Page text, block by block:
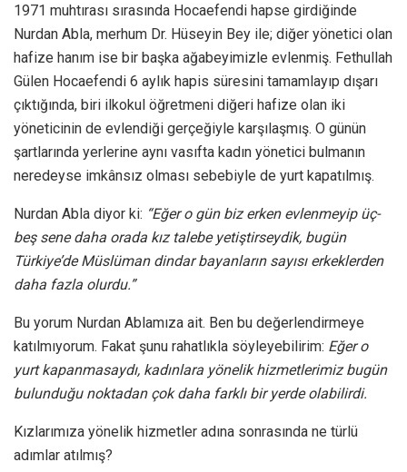
1971 muhtırası sırasında Hocaefendi hapse girdiğinde
Nurdan Abla, merhum Dr. Hüseyin Bey ile; diğer yönetici olan
hafize hanım ise bir başka ağabeyimizle evlenmiş. Fethullah
Gülen Hocaefendi 6 aylık hapis süresini tamamlayıp dışarı
çıktığında, biri ilkokul öğretmeni diğeri hafize olan iki
yöneticinin de evlendiği gerçeğiyle karşılaşmış. O günün
şartlarında yerlerine aynı vasıfta kadın yönetici bulmanın
neredeyse imkânsız olması sebebiyle de yurt kapatılmış.
Nurdan Abla diyor ki: “Eğer o gün biz erken evlenmeyip üç-
beş sene daha orada kız talebe yetiştirseydik, bugün
Türkiye’de Müslüman dindar bayanların sayısı erkeklerden
daha fazla olurdu.”
Bu yorum Nurdan Ablamıza ait. Ben bu değerlendirmeye
katılmıyorum. Fakat şunu rahatlıkla söyleyebilirim: Eğer o
yurt kapanmasaydı, kadınlara yönelik hizmetlerimiz bugün
bulunduğu noktadan çok daha farklı bir yerde olabilirdi.
Kızlarımıza yönelik hizmetler adına sonrasında ne türlü
adımlar atılmış?